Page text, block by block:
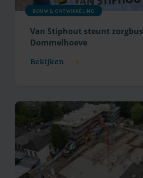
BOUW & ONTWIKKELING
Van Stiphout steunt zorgbus
Dommelhoeve
Bekijken